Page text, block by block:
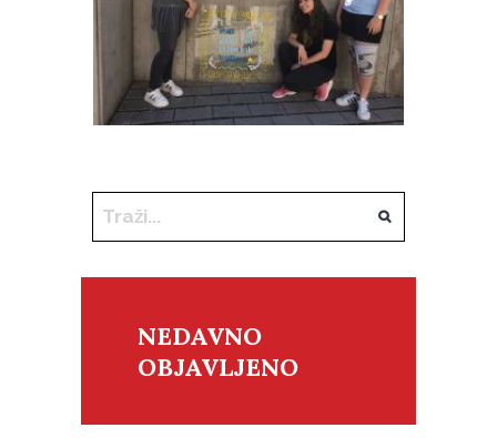
NEDAVNO
OBJAVLJENO